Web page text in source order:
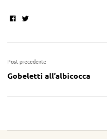
Facebook
Twitter
Post precedente
Gobeletti all’albicocca